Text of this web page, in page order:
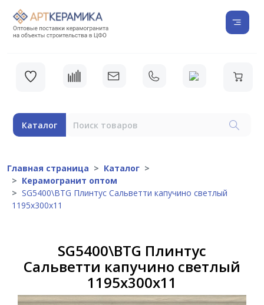
Каталог
Главная страница
Каталог
Керамогранит оптом
SG5400\BTG Плинтус Сальветти капучино светлый
1195х300х11
SG5400\BTG Плинтус
Сальветти капучино светлый
1195х300х11